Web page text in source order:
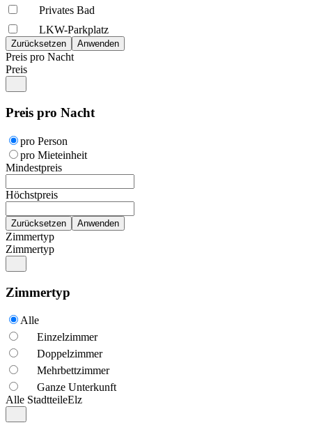
Privates Bad
LKW-Parkplatz
Preis pro Nacht
Preis
Preis pro Nacht
pro Person
pro Mieteinheit
Mindestpreis
Höchstpreis
Zimmertyp
Zimmertyp
Zimmertyp
Alle
Einzelzimmer
Doppelzimmer
Mehrbettzimmer
Ganze Unterkunft
Alle StadtteileElz